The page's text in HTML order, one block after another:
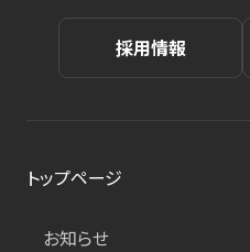
採用情報
トップページ
お知らせ